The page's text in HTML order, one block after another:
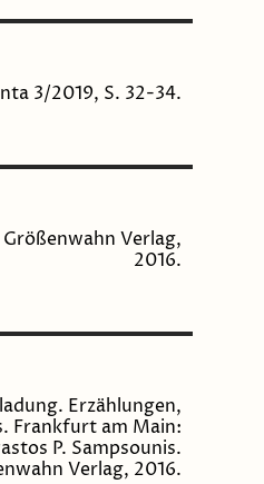
3/2019, S. 32-34.
Verlag,
2016.
Erzählungen,
Frankfurt am Main:
P. Sampsounis.
Verlag, 2016.